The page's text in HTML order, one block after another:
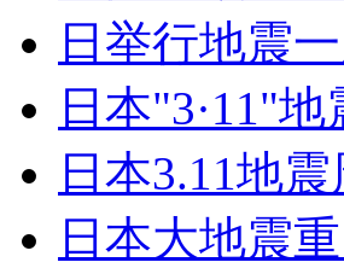
日举行地震
日本"3·11"
日本3.11地
日本大地震